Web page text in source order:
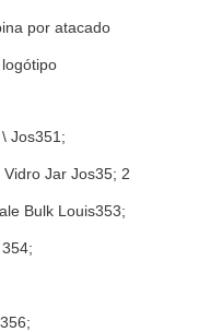
por atacado
Jos351;
Jar Jos35; 2
Long Matches In Jar Wholesale Bulk Louis353;
EM Jar Jos356;